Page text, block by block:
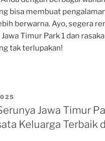
bisa membuat
berwarna. Ayo, segera
Timur Park 1 dan
tak terlupakan!
Jawa Timur
Keluarga Terbaik